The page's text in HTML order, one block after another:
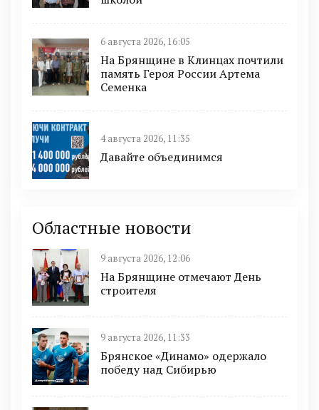
6 августа 2026, 16:05
На Брянщине в Клинцах почтили
память Героя России Артема
Семенка
4 августа 2026, 11:35
Давайте объединимся
Областные новости
9 августа 2026, 12:06
На Брянщине отмечают День
строителя
9 августа 2026, 11:33
Брянское «Динамо» одержало
победу над Сибирью